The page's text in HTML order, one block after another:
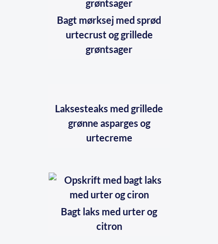
Bagt mørksej med sprød
urtecrust og grillede
grøntsager
Laksesteaks med grillede
grønne asparges og
urtecreme
Bagt laks med urter og
citron